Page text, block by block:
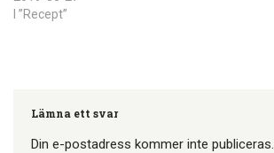
ostlöpe Tillsätt löpen till
Värm…
I ”Recept”
Lämna ett svar
Din e-postadress kommer inte publiceras.